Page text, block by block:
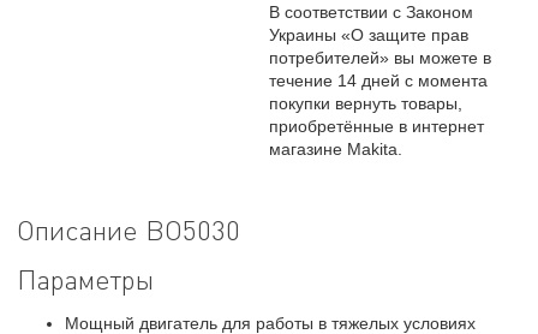
В соответствии с Законом
Украины «О защите прав
потребителей» вы можете в
течение 14 дней с момента
покупки вернуть товары,
приобретённые в интернет
магазине Makita.
Описание BO5030
Параметры
Мощный двигатель для работы в тяжелых условиях